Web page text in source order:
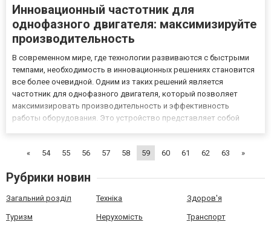
Инновационный частотник для
однофазного двигателя: максимизируйте
производительность
В современном мире, где технологии развиваются с быстрыми
темпами, необходимость в инновационных решениях становится
все более очевидной. Одним из таких решений является
частотник для однофазного двигателя, который позволяет
максимизировать производительность и эффективность
работы оборудования. Это устройство представляет собой
электродвигателя. Совре...
« 54 55 56 57 58 59 60 61 62 63 »
Рубрики новин
Загальний розділ Техніка Здоров'я
Туризм Нерухомість Транспорт